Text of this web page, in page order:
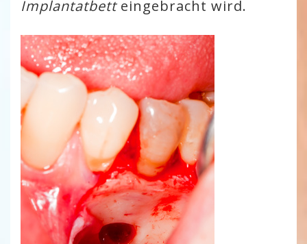
Implantatbetteingebracht wird.